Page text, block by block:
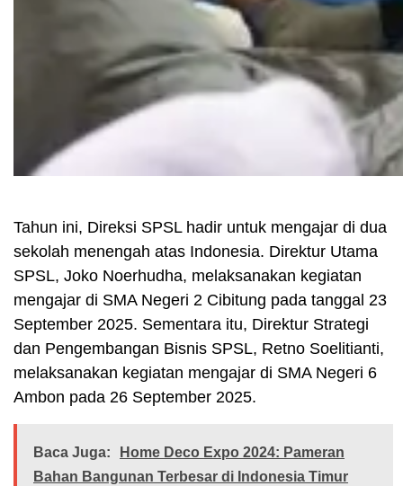
Tahun ini, Direksi SPSL hadir untuk mengajar di dua
sekolah menengah atas Indonesia. Direktur Utama
SPSL, Joko Noerhudha, melaksanakan kegiatan
mengajar di SMA Negeri 2 Cibitung pada tanggal 23
September 2025. Sementara itu, Direktur Strategi
dan Pengembangan Bisnis SPSL, Retno Soelitianti,
melaksanakan kegiatan mengajar di SMA Negeri 6
Ambon pada 26 September 2025.
Baca Juga:
Home Deco Expo 2024: Pameran
Bahan Bangunan Terbesar di Indonesia Timur